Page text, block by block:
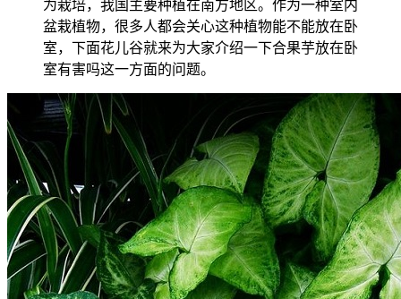
为栽培，我国主要种植在南方地区。作为一种室内
盆栽植物，很多人都会关心这种植物能不能放在卧
室，下面花儿谷就来为大家介绍一下合果芋放在卧
室有害吗这一方面的问题。